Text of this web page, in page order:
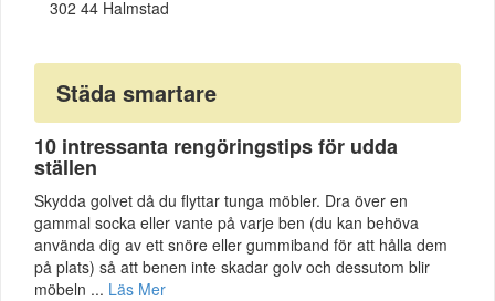
302 44 Halmstad
Städa smartare
10 intressanta rengöringstips för udda
ställen
Skydda golvet då du flyttar tunga möbler. Dra över en
gammal socka eller vante på varje ben (du kan behöva
använda dig av ett snöre eller gummiband för att hålla dem
på plats) så att benen inte skadar golv och dessutom blir
möbeln ... Läs Mer